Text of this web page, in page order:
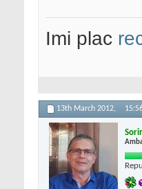
Imi plac
13th March 2012,